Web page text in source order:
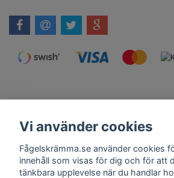
Kontakt Om Oss Köpvillkor
Tilahome.se
Vi använder cookies
Fågelskrämma.se använder cookies
innehåll som visas för dig och för att
tänkbara upplevelse när du handlar